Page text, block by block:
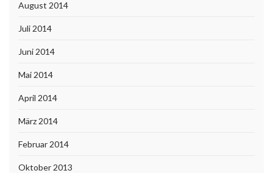
August 2014
Juli 2014
Juni 2014
Mai 2014
April 2014
März 2014
Februar 2014
Oktober 2013